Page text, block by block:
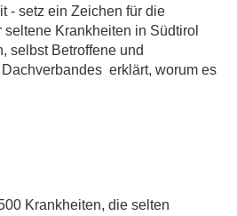
- setz ein Zeichen für die
Krankheiten in Südtirol
selbst Betroffene und
erklärt, worum es
Krankheiten, die selten